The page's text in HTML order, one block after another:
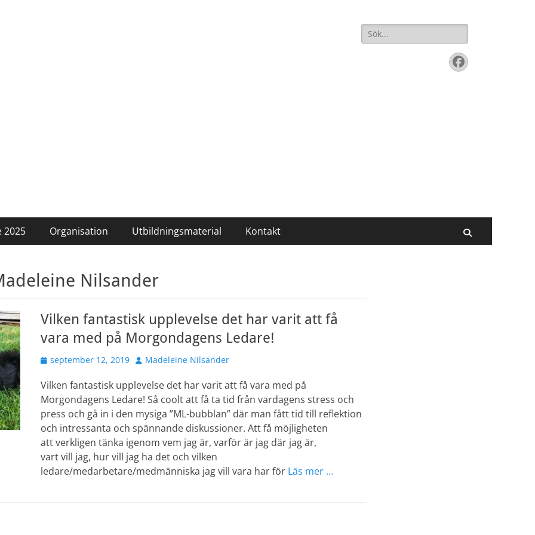
Sök
efter:
Facebook
2025 Organisation Utbildningsmaterial Kontakt
Nilsander
Vilken fantastisk upplevelse det har varit att få
vara med på Morgondagens Ledare!
Publicerad
september 12, 2019 Författare
Madeleine Nilsander
Vilken fantastisk upplevelse det har varit att få vara med på
Morgondagens Ledare! Så coolt att få ta tid från vardagens stress och
press och gå in i den mysiga ”ML-bubblan” där man fått tid till reflektion
och intressanta och spännande diskussioner. Att få möjligheten
att verkligen tänka igenom vem jag är, varför är jag där jag är,
vart vill jag, hur vill jag ha det och vilken
ledare/medarbetare/medmänniska jag vill vara har för Läs mer …